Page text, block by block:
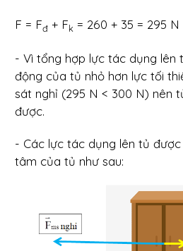
F = Fđ + Fk = 260 + 35 = 295 N
- Vì tổng hợp lực tác dụng lên
động của tủ nhỏ hơn lực tối
sát nghỉ (295 N < 300 N) nên
được.
- Các lực tác dụng lên tủ
tâm của tủ như sau: